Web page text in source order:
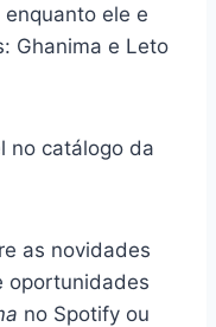
ele e
Ghanima e Leto
no catálogo da
as novidades
oportunidades
no Spotify ou